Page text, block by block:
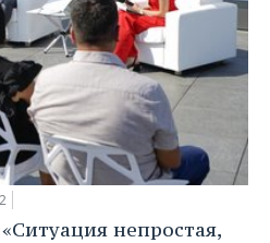
непростая,